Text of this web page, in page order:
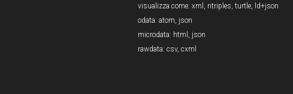
visualizza come: xml , ntriples, turtle, ld+json
odata: atom, json
microdata: html , json
rawdata: csv, cxml